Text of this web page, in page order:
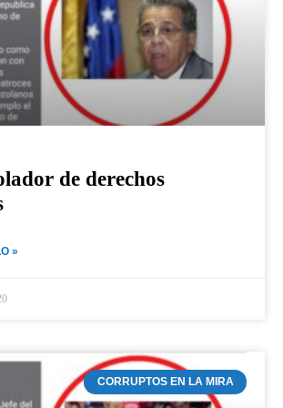
de derechos
»
CORRUPTOS EN LA MIRA